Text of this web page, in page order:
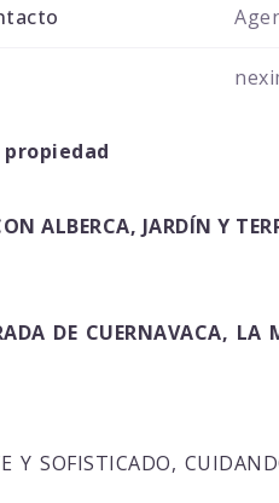
propiedad
ALBERCA, JARDÍN Y
DE CUERNAVACA, LA
Y SOFISTICADO,